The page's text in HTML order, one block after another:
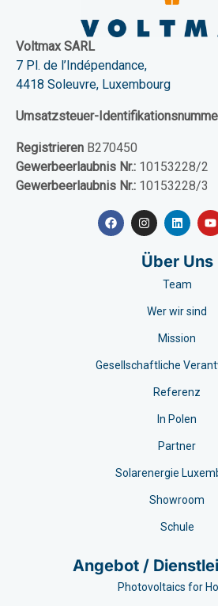
Voltmax SARL
7 Pl. de l’Indépendance,
4418 Soleuvre, Luxembourg
Umsatzsteuer-
Registrieren B270450
Gewerbeerlaubnis Nr.: 10153228/2
Gewerbeerlaubnis Nr.: 10153228/3
Über Uns
Team
Wer wir sind
Mission
Gesellschaftliche
Referenz
In Polen
Partner
Solarenergie
Showroom
Schule
Angebot /
Photovoltaics for